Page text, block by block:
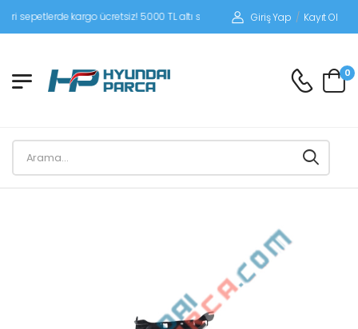
kargo ücretsiz! 5000 TL altı siparişlerinizde siparişleriniz alıcı
Giriş Yap / Kayıt Ol
0